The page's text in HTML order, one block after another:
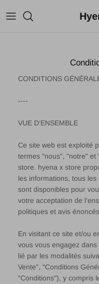
CONDITIONS
----
VUE D’ENSEMBLE
Ce site web est exploité
termes "nous", "notre" et
store. hyena x store
les informations, tous
sont disponibles pour
votre acceptation de
politiques et avis
En visitant ce site et/ou
vous vous engagez dans
lié par les modalités
Vente", "Conditions
"Conditions"), y compris